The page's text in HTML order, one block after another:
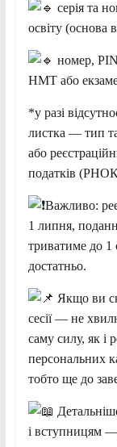
серія та
освіту (основа
номер,
HMT або
*у разі
листка — тип
або
податків
Важливо:
1 липня,
триватиме до 1
достатньо.
Якщо ви
сесії — не
саму силу, як і
персональних
тобто ще до
і вступницям —